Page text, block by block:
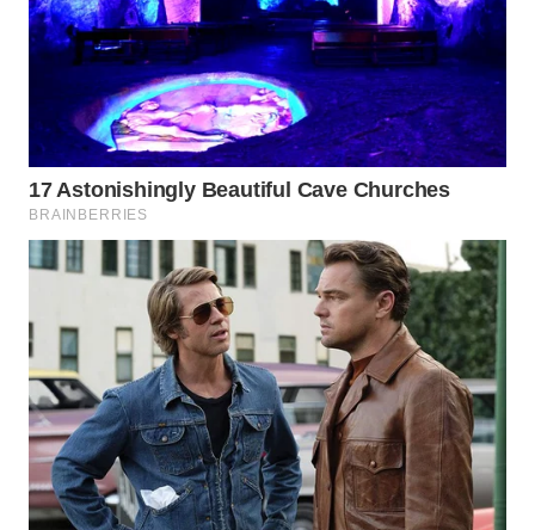
SIMALUNGUN
LABUHANBATU
WN
TAPANULI
TENGAH
WN DELI
WN
TEBING
TINGGI
WN
PAKPAK